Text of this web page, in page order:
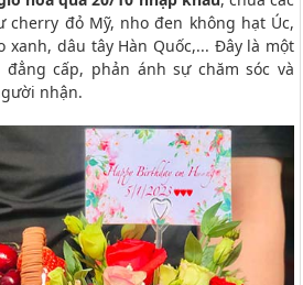
cherry đỏ Mỹ, nho đen không hạt Úc,
xanh, dâu tây Hàn Quốc,... Đây là một
cấp, phản ánh sự chăm sóc và
nhận.